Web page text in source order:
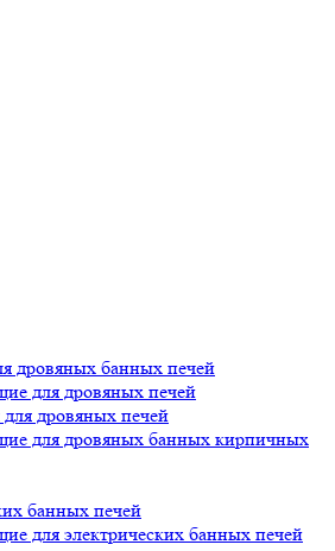
дровяных банных печей
для дровяных печей
дровяных печей
для дровяных банных кирпичных
банных печей
для электрических банных печей